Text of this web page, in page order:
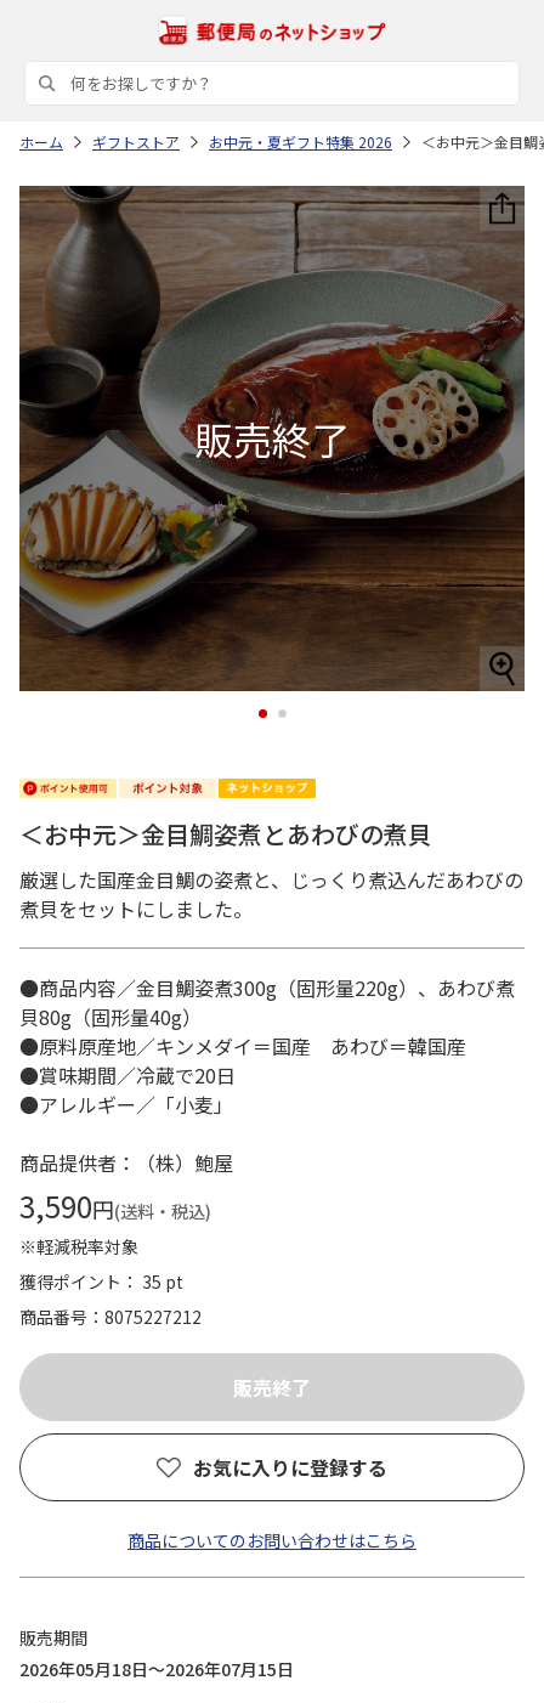
ホーム ギフトストア お中元・夏ギフト特集 2026 ＜お中元＞金目
1 2
＜お中元＞金目鯛姿煮とあわびの煮貝
厳選した国産金目鯛の姿煮と、じっくり煮込んだあわびの
煮貝をセットにしました。
●商品内容／金目鯛姿煮300g（固形量220g）、あわび煮
貝80g（固形量40g）
●原料原産地／キンメダイ＝国産 あわび＝韓国産
●賞味期間／冷蔵で20日
●アレルギー／「小麦」
商品提供者：（株）鮑屋
3,590円(送料・税込)
※軽減税率対象
獲得ポイント： 35 pt
商品番号
8075227212
お気に入りに登録する
商品についてのお問い合わせはこちら
販売期間
2026年05月18日～2026年07月15日